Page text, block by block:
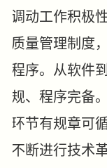
调动工作积极
质量管理制度
程序。从软件
规、程序完备
环节有规章可
不断进行技术